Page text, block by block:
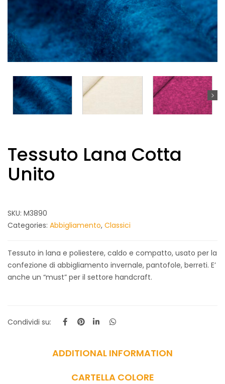
Tessuto Lana Cotta
Unito
SKU: M3890
Categories: Abbigliamento, Classici
Tessuto in lana e poliestere, caldo e compatto, usato per la
confezione di abbigliamento invernale, pantofole, berreti. E’
anche un “must” per il settore handcraft.
Condividi su:
ADDITIONAL INFORMATION
CARTELLA COLORE